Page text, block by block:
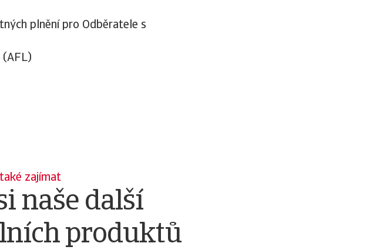
plnění pro Odběratele s
(AFL)
zajímat
naše další
produktů